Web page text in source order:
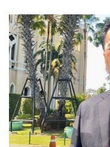
ปัญหาเฉพาะหน้า เช่น เศ
ค่าน้ำมัน หนี้นอกและในร
ประชาชนให้ดี